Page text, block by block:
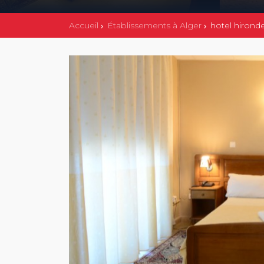
Accueil Établissements à Alger hotel